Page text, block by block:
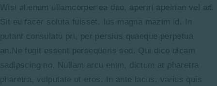
Wisi alienum ullamcorper ea duo, aperiri apeirian vel ad.
Sit eu facer soluta fuisset. Ius magna mazim id. In
putant consulatu pri, per persius quaeque perpetua
an.Ne fugit essent persequeris sed. Qui dico dicam
sadipscing no. Nullam arcu enim, dictum at pharetra
pharetra, vulputate ut eros. In ante lacus, varius quis